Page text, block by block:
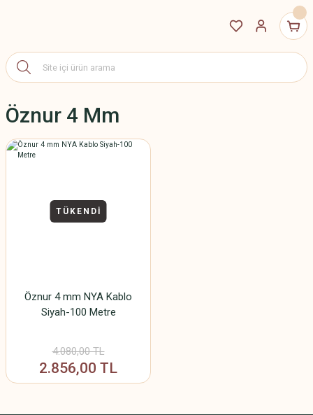
Öznur 4 Mm
TÜKENDİ
Öznur 4 mm NYA Kablo
Siyah-100 Metre
4.080,00 TL
2.856,00 TL